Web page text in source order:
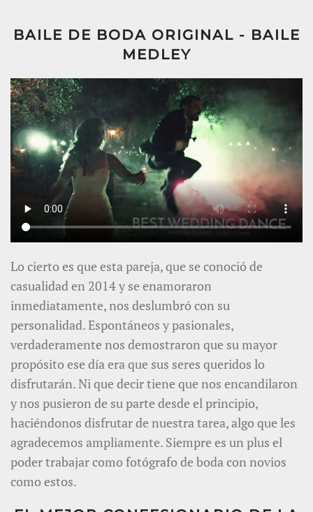
BAILE DE BODA ORIGINAL - BAILE
MEDLEY
Lo cierto es que esta pareja, que se conoció de
casualidad en 2014 y se enamoraron
inmediatamente, nos deslumbró con su
personalidad. Espontáneos y pasionales,
verdaderamente nos demostraron que su mayor
propósito ese día era que sus seres queridos lo
disfrutarán. Ni que decir tiene que nos encandilaron
y nos pusieron de su parte desde el principio,
haciéndonos disfrutar de nuestra tarea, algo que les
agradecemos ampliamente. Siempre es un plus el
poder trabajar como fotógrafo de boda con novios
como estos.